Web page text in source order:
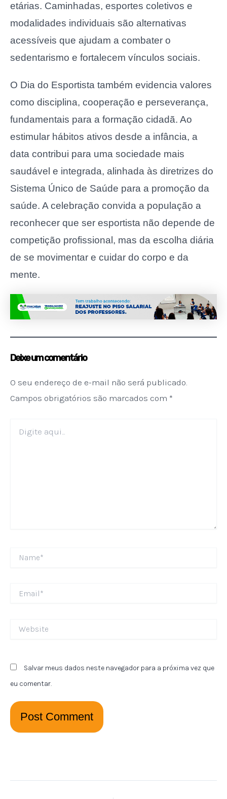
etárias. Caminhadas, esportes coletivos e
modalidades individuais são alternativas
acessíveis que ajudam a combater o
sedentarismo e fortalecem vínculos sociais.
O Dia do Esportista também evidencia valores
como disciplina, cooperação e perseverança,
fundamentais para a formação cidadã. Ao
estimular hábitos ativos desde a infância, a
data contribui para uma sociedade mais
saudável e integrada, alinhada às diretrizes do
Sistema Único de Saúde para a promoção da
saúde. A celebração convida a população a
reconhecer que ser esportista não depende de
competição profissional, mas da escolha diária
de se movimentar e cuidar do corpo e da
mente.
Deixe um comentário
O seu endereço de e-mail não será publicado.
Campos obrigatórios são marcados com *
aqui...
Salvar meus dados neste navegador para a próxima vez que
eu comentar.